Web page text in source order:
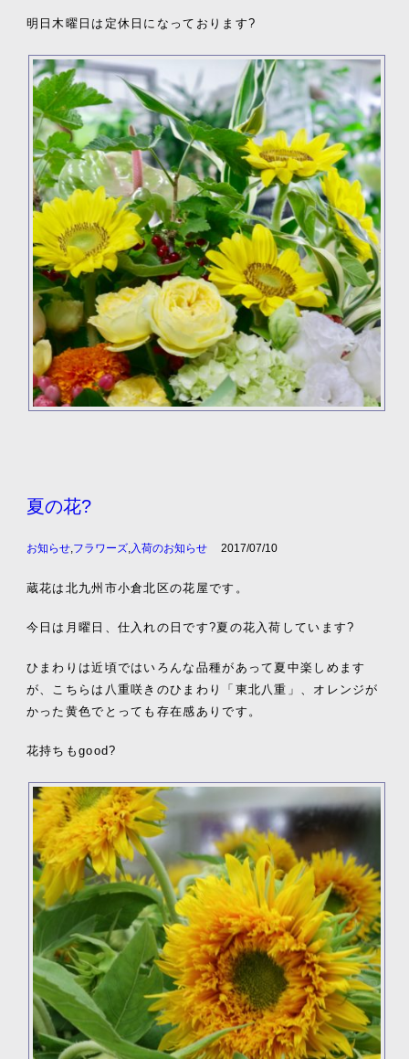
明日木曜日は定休日になっております?
夏の花?
お知らせ,フラワーズ,入荷のお知らせ 2017/07/10
蔵花は北九州市小倉北区の花屋です。
今日は月曜日、仕入れの日です?夏の花入荷しています?
ひまわりは近頃ではいろんな品種があって夏中楽しめます
が、こちらは八重咲きのひまわり「東北八重」、オレンジが
かった黄色でとっても存在感ありです。
花持ちもgood?